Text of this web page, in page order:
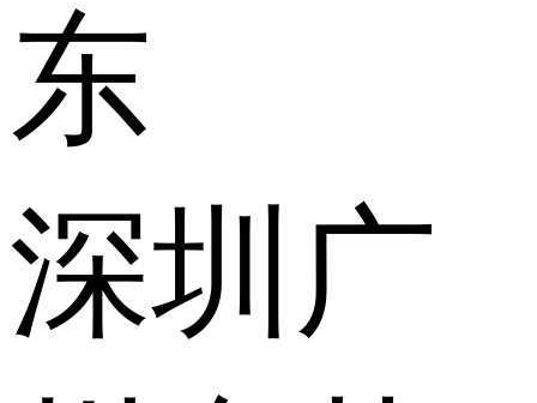
东
深圳 广